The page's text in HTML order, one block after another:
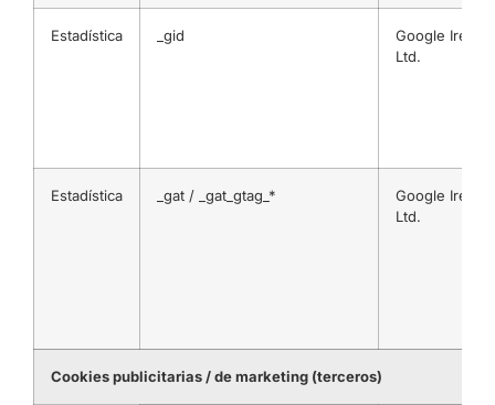
Estadística _gid
Google Ireland
Ltd.
Estadística _gat / _gat_gtag_*
Google Ireland
Ltd.
Cookies publicitarias / de marketing (terceros)